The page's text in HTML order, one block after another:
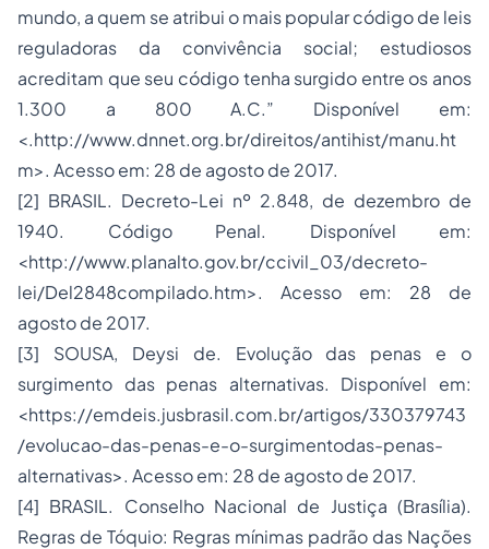
mundo, a quem se atribui o mais popular código de leis
reguladoras da convivência social; estudiosos
acreditam que seu código tenha surgido entre os anos
1.300 a 800 A.C.” Disponível em:
<.http://www.dnnet.org.br/direitos/antihist/manu.ht
m>. Acesso em: 28 de agosto de 2017.
[2] BRASIL. Decreto-Lei nº 2.848, de dezembro de
1940. Código Penal. Disponível em:
<http://www.planalto.gov.br/ccivil_03/decreto-
lei/Del2848compilado.htm>. Acesso em: 28 de
agosto de 2017.
[3] SOUSA, Deysi de. Evolução das penas e o
surgimento das penas alternativas. Disponível em:
<https://emdeis.jusbrasil.com.br/artigos/330379743
/evolucao-das-penas-e-o-surgimentodas-penas-
alternativas>. Acesso em: 28 de agosto de 2017.
[4] BRASIL. Conselho Nacional de Justiça (Brasília).
Regras de Tóquio: Regras mínimas padrão das Nações